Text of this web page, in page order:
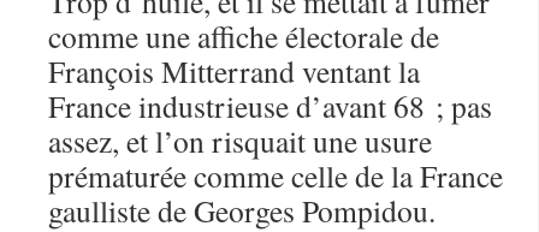
comme une affiche électorale de
François Mitterrand ventant la
France industrieuse d’avant 68 ; pas
assez, et l’on risquait une usure
prématurée comme celle de la France
gaulliste de Georges Pompidou.